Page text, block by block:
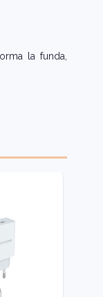
la funda,